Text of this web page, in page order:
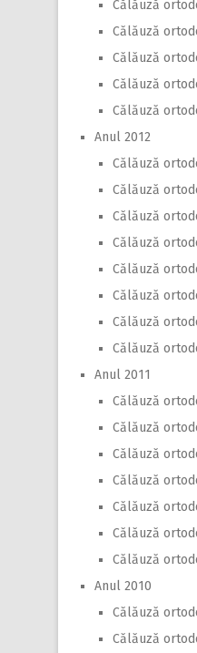
Călăuză
Călăuză
Călăuză
Călăuză
Călăuză
Anul 2012
Călăuză
Călăuză
Călăuză
Călăuză
Călăuză
Călăuză
Călăuză
Călăuză
Anul 2011
Călăuză
Călăuză
Călăuză
Călăuză
Călăuză
Călăuză
Călăuză
Anul 2010
Călăuză
Călăuză